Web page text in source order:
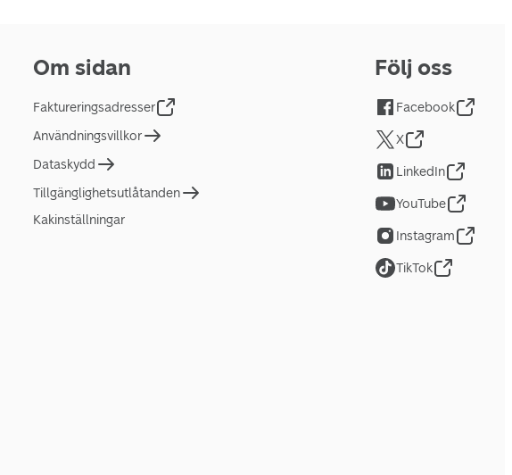
Om sidan
Faktureringsadresser
Användningsvillkor
Dataskydd
Tillgänglighetsutlåtanden
Kakinställningar
Följ oss
Facebook
X
LinkedIn
YouTube
Instagram
TikTok